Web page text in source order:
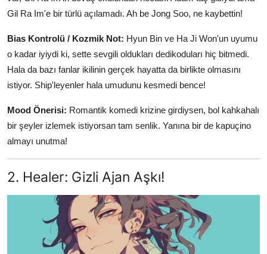
Gil Ra Im'e bir türlü açılamadı. Ah be Jong Soo, ne kaybettin!
Bias Kontrolü / Kozmik Not: Hyun Bin ve Ha Ji Won'un uyumu
o kadar iyiydi ki, sette sevgili oldukları dedikoduları hiç bitmedi.
Hala da bazı fanlar ikilinin gerçek hayatta da birlikte olmasını
istiyor. Ship'leyenler hala umudunu kesmedi bence!
Mood Önerisi: Romantik komedi krizine girdiysen, bol kahkahalı
bir şeyler izlemek istiyorsan tam senlik. Yanına bir de kapuçino
almayı unutma!
2. Healer: Gizli Ajan Aşkı!